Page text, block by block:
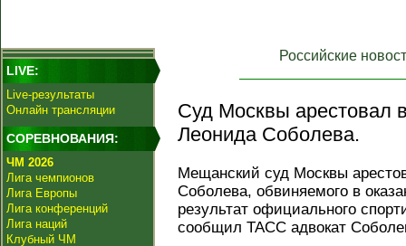
LIVE:
Live-результаты
Онлайн трансляции
СОРЕВНОВАНИЯ:
ЧМ 2026
Лига чемпионов
Лига Европы
Лига конференций
Лига наций
Клубный ЧМ
Российские
Суд Москвы арестовал
Леонида Соболева.
Мещанский суд Москвы
Соболева, обвиняемого в
результат официального
сообщил ТАСС адвокат